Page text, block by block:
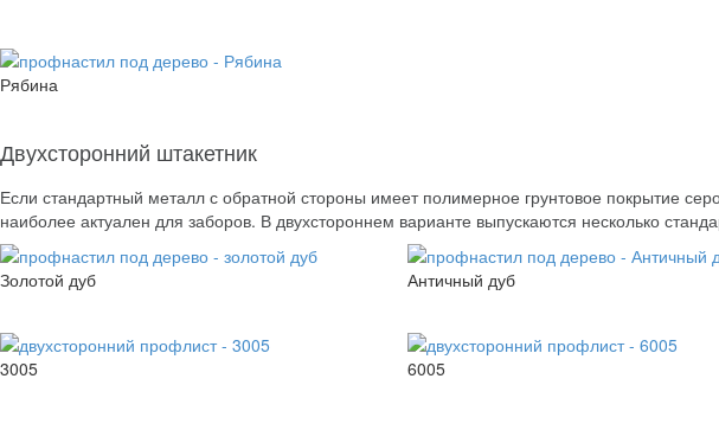
Рябина
Двухсторонний штакетник
Если стандартный металл с обратной стороны имеет полимерное грунтовое покрытие
наиболее актуален для заборов. В двухстороннем варианте выпускаются несколько
Золотой дуб Античный дуб
3005 6005